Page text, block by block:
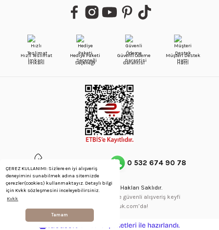
ÇEREZ KULLANIMI: Sizlere en iyi alışveriş
deneyimini sunabilmek adına sitemizde
çerezler(cookies) kullanmaktayız. Detaylı bilgi
için Kvkk sözleşmesini inceleyebilirsiniz.
Kvkk
Tamam
Hızlı Teslimat
İmkanı
Hediye Paketi
Seçeneği
Güvenli Ödeme
Garantisi
Müşteri Destek
Hattı
Copyright © 2023 - Tüm Hakları Saklıdır.
256Bit SSL Sertifikası ve 3D ile güvenli alışveriş keyfi
gennaskuyumculuk.com’da!
0 532 674 90 78
e-